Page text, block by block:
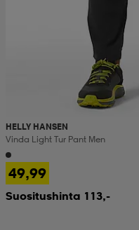
HELLY HANSEN
Vinda Light Tur Pant Men
49,99
Suositushinta 113,-